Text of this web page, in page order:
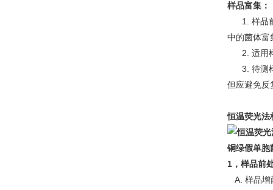
样品富集：
1. 样品前
中的菌体富
2. 适用样
3. 待测样
但应避免反
恒温荧光法
铜绿假单胞
1，样品前
A. 样品增